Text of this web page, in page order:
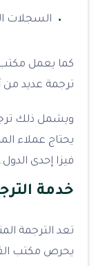
السجلات
كما يعمل
ترجمة عديد من
ويشمل ذلك
يحتاج عملاء
فيزا إحدى الدول.
خدمة
تعد الترجمة
يحرص مكتب